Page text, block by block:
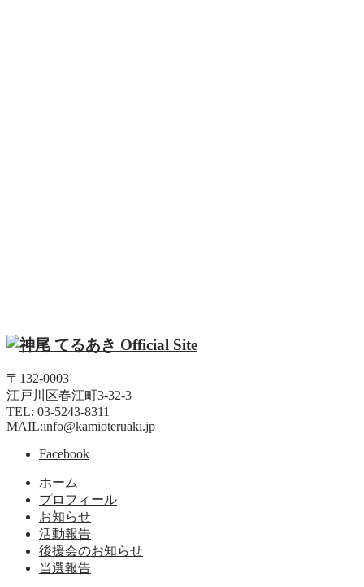
〒132-0003
江戸川区春江町3-32-3
TEL: 03-5243-8311
MAIL:info@kamioteruaki.jp
Facebook
ホーム
プロフィール
お知らせ
活動報告
後援会のお知らせ
当選報告